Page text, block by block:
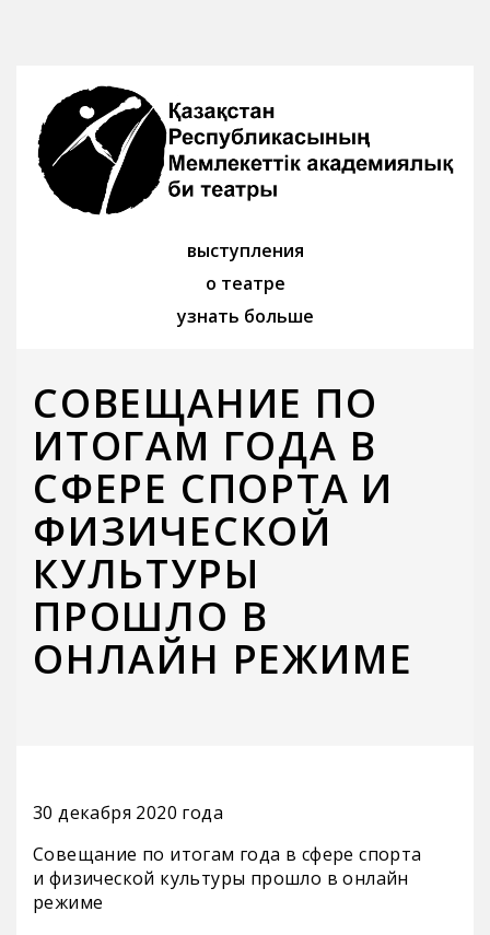
выступления
о театре
узнать больше
СОВЕЩАНИЕ ПО
ИТОГАМ ГОДА В
СФЕРЕ СПОРТА И
ФИЗИЧЕСКОЙ
КУЛЬТУРЫ
ПРОШЛО В
ОНЛАЙН РЕЖИМЕ
30 декабря 2020 года
Совещание по итогам года в сфере спорта
и физической культуры прошло в онлайн
режиме